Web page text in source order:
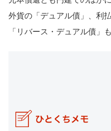
外貨の「デュアル債」、利
「リバース・デュアル債」